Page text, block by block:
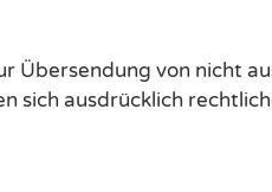
von nicht
ausdrücklich